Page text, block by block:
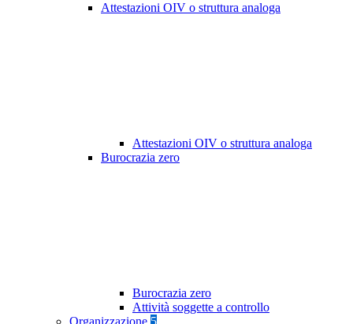
Attestazioni OIV o struttura analoga
Attestazioni OIV o struttura analoga
Burocrazia zero
Burocrazia zero
Attività soggette a controllo